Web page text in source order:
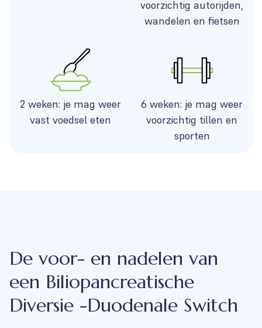
voorzichtig autorijden,
wandelen en fietsen
2 weken: je mag weer
vast voedsel eten
6 weken: je mag weer
voorzichtig tillen en
sporten
De voor- en nadelen van
een Biliopancreatische
Diversie -Duodenale Switch